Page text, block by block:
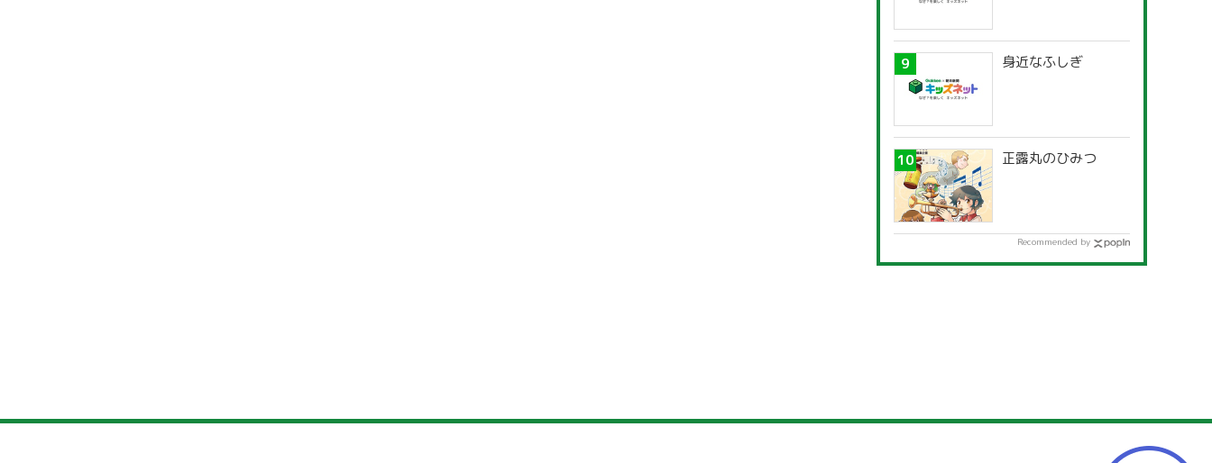
身近なふしぎ
正露丸のひみつ
Recommended by